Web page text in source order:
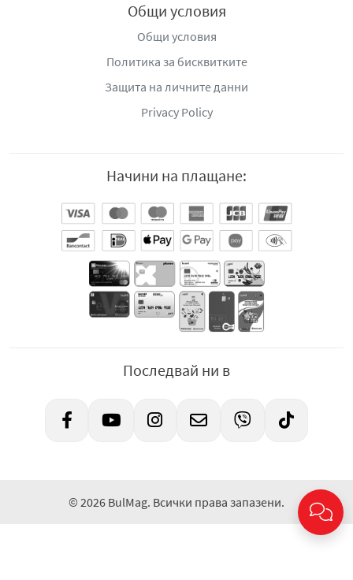
Общи условия
Общи условия
Политика за бисквитките
Защита на личните данни
Privacy Policy
Начини на плащане:
Последвай ни в
© 2026 BulMag. Всички права запазени.